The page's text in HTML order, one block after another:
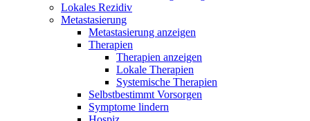
Lokales Rezidiv
Metastasierung
Metastasierung anzeigen
Therapien
Therapien anzeigen
Lokale Therapien
Systemische Therapien
Selbstbestimmt Vorsorgen
Symptome lindern